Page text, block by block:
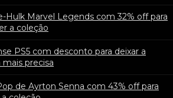
Hulk Marvel Legends com 32% off para
a coleção
PS5 com desconto para deixar a
precisa
de Ayrton Senna com 43% off para